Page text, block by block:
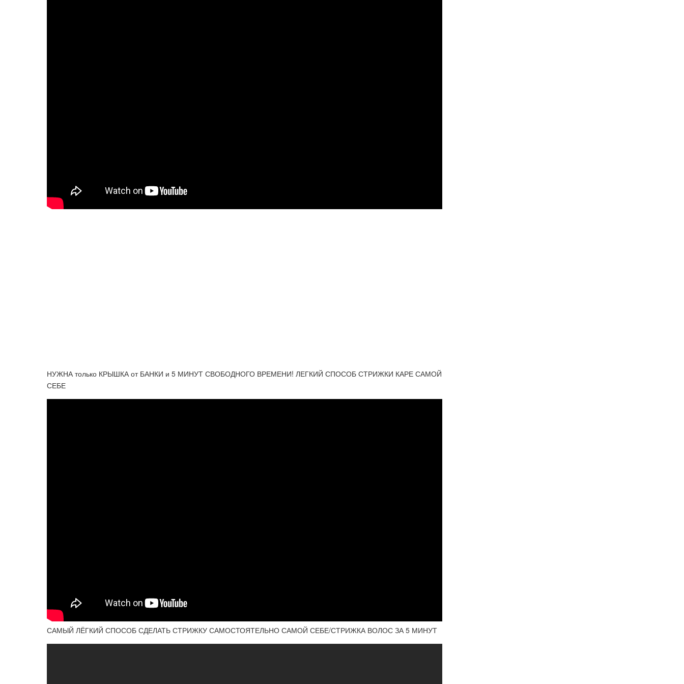
НУЖНА только КРЫШКА от БАНКИ и 5 МИНУТ СВОБОДНОГО ВРЕМЕНИ! ЛЕГКИЙ СПОСОБ СТРИЖКИ КАРЕ САМОЙ
СЕБЕ
САМЫЙ ЛЁГКИЙ СПОСОБ СДЕЛАТЬ СТРИЖКУ САМОСТОЯТЕЛЬНО САМОЙ СЕБЕ/СТРИЖКА ВОЛОС ЗА 5 МИНУТ